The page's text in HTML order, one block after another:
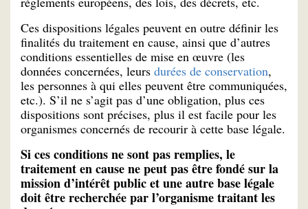
Ces dispositions légales peuvent en outre définir les
finalités du traitement en cause, ainsi que d’autres
conditions essentielles de mise en œuvre (les
données concernées, leurs durées de conservation,
les personnes à qui elles peuvent être communiquées,
etc.). S’il ne s’agit pas d’une obligation, plus ces
dispositions sont précises, plus il est facile pour les
organismes concernés de recourir à cette base légale.
Si ces conditions ne sont pas remplies, le
traitement en cause ne peut pas être fondé sur la
mission d’intérêt public et une autre base légale
doit être recherchée par l’organisme traitant les